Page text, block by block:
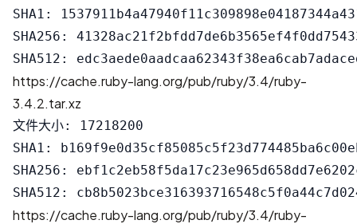
SHA1:
SHA256:
https://cache.ruby-lang.org/pub/ruby/3.4/ruby-
3.4.2.tar.xz
文件大小: 17218200
SHA1:
SHA256:
https://cache.ruby-lang.org/pub/ruby/3.4/ruby-